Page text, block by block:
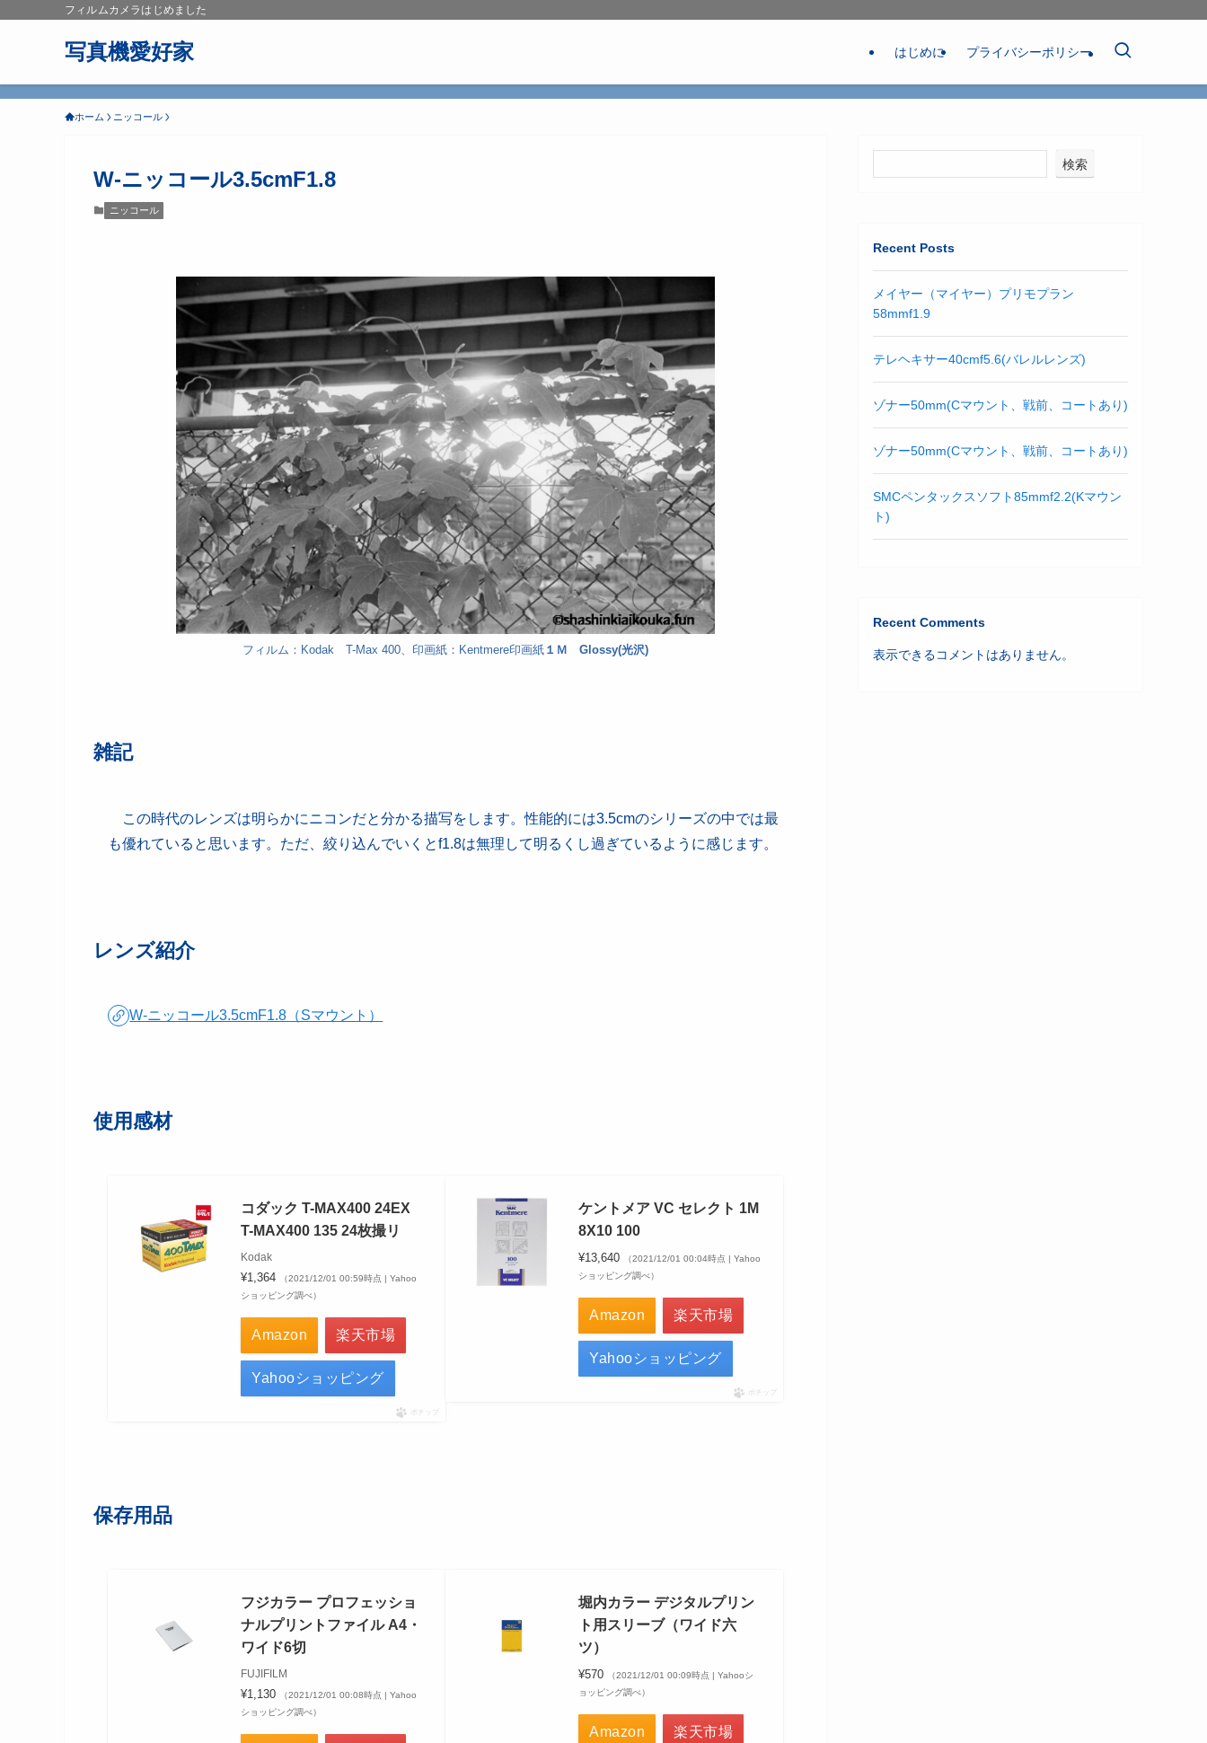
フィルムカメラはじめました
写真機愛好家 はじめに プライバシーポリシー
ホーム ニッコール
W-ニッコール3.5cmF1.8
ニッコール
フィルム：Kodak T-Max 400、印画紙：Kentmere印画紙 １Ｍ Glossy(光沢)
雑記
この時代のレンズは明らかにニコンだと分かる描写をします。性能的には3.5cmのシリーズの中では最
も優れていると思います。ただ、絞り込んでいくとf1.8は無理して明るくし過ぎているように感じます。
レンズ紹介
W-ニッコール3.5cmF1.8（Sマウント）
使用感材
コダック T-MAX400 24EX
T-MAX400 135 24枚撮リ
Kodak
¥1,364
（2021/12/01 00:59時点 | Yahoo
ショッピング調べ）
Amazon 楽天市場
Yahooショッピング
ポチップ
ケントメア VC セレクト 1M
8X10 100
¥13,640
（2021/12/01 00:04時点 | Yahoo
ショッピング調べ）
Amazon 楽天市場
Yahooショッピング
ポチップ
保存用品
フジカラー プロフェッショ
ナルプリントファイル A4・
ワイド6切
FUJIFILM
¥1,130
（2021/12/01 00:08時点 | Yahoo
ショッピング調べ）
堀内カラー デジタルプリン
ト用スリーブ（ワイド六
ツ）
¥570
（2021/12/01 00:09時点 | Yahooシ
ョッピング調べ）
Amazon 楽天市場
検索
Recent Posts
メイヤー（マイヤー）プリモプラン
58mmf1.9
テレヘキサー40cmf5.6(バレルレンズ)
ゾナー50mm(Cマウント、戦前、コートあり)
ゾナー50mm(Cマウント、戦前、コートあり)
SMCペンタックスソフト85mmf2.2(Kマウン
ト)
Recent Comments
表示できるコメントはありません。